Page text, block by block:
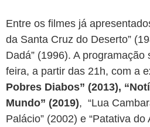
Entre os filmes já
da Santa Cruz do Deserto”
Dadá” (1996). A
feira, a partir das 21h, com a
Pobres Diabos” (2013),
Mundo” (2019), “Lua
Palácio” (2002) e “Patativa do